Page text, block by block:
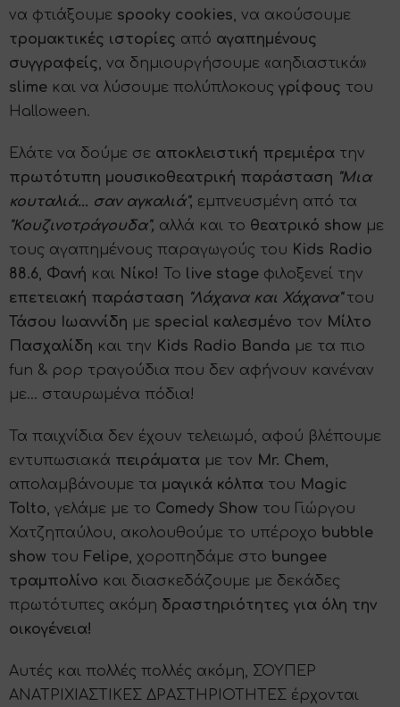
να φτιάξουμε spooky cookies, να ακούσουμε
τρομακτικές ιστορίες από αγαπημένους
συγγραφείς, να δημιουργήσουμε «αηδιαστικά»
slime και να λύσουμε πολύπλοκους γρίφους του
Halloween.
Eλάτε να δούμε σε αποκλειστική πρεμιέρα την
πρωτότυπη μουσικοθεατρική παράσταση "Μια
κουταλιά... σαν αγκαλιά", εμπνευσμένη από τα
"Κουζινοτράγουδα", αλλά και το θεατρικό show με
τους αγαπημένους παραγωγούς του Kids Radio
88.6, Φανή και Νίκο! Το live stage φιλοξενεί την
επετειακή παράσταση "Λάχανα και Χάχανα"του
Τάσου Ιωαννίδη με special καλεσμένο τον Μίλτο
Πασχαλίδη και την Kids Radio Banda με τα πιο
fun & pop τραγούδια που δεν αφήνουν κανέναν
με... σταυρωμένα πόδια!
Τα παιχνίδια δεν έχουν τελειωμό, αφού βλέπουμε
εντυπωσιακά πειράματα με τον Mr. Chem,
απολαμβάνουμε τα μαγικά κόλπα του Magic
Tolto, γελάμε με το Comedy Show του Γιώργου
Χατζηπαύλου, ακολουθούμε το υπέροχο bubble
show του Felipe, χοροπηδάμε στο bungee
τραμπολίνο και διασκεδάζουμε με δεκάδες
πρωτότυπες ακόμη δραστηριότητες για όλη την
οικογένεια!
Αυτές και πολλές πολλές ακόμη, ΣΟΥΠΕΡ
ΑΝΑΤΡΙΧΙΑΣΤΙΚΕΣ ΔΡΑΣΤΗΡΙΟΤΗΤΕΣ έρχονται